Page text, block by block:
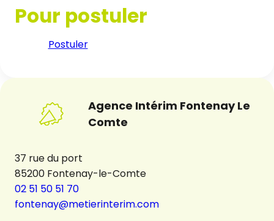
Pour postuler
Postuler
Agence Intérim Fontenay Le
Comte
37 rue du port
85200 Fontenay-le-Comte
02 51 50 51 70
fontenay@metierinterim.com